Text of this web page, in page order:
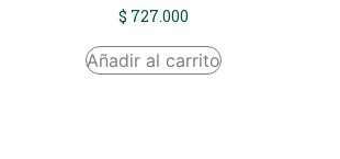
$ 727.000
Añadir al carrito